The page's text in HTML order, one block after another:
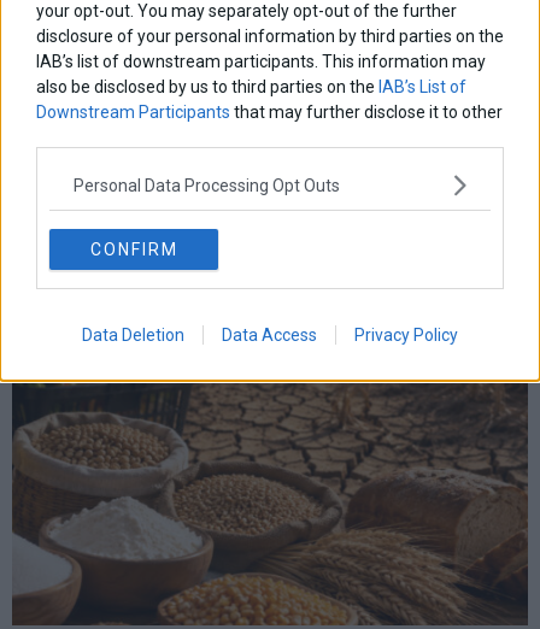
your opt-out. You may separately opt-out of the further
disclosure of your personal information by third parties on the
IAB’s list of downstream participants. This information may
also be disclosed by us to third parties on the IAB’s List of
Downstream Participants that may further disclose it to other
Personal Data Processing Opt Outs
CONFIRM
Data Deletion Data Access Privacy Policy
και νέα θετική εβδομάδα